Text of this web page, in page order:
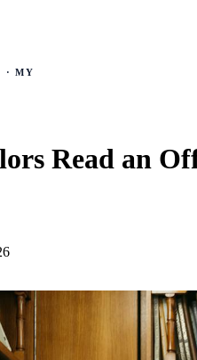
· MY
Read an